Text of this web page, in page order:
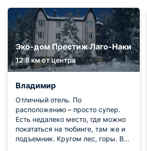
Эко-дом Престиж Лаго-Наки
12.8 км от центра
Владимир
Отличный отель. По
расположению – просто супер.
Есть недалеко место, где можно
покататься на тюбинге, там же и
подъемник. Кругом лес, горы. В